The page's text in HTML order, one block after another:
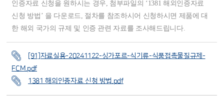
인증자료 신청을 원하시는 경우, 첨부파일의 ‘1381 해외인증자료
신청 방법’ 을 다운로드, 절차를 참조하시어 신청하시면 제품에 대
한 해외 국가의 규제 및 인증 관련 자료를 조사해드립니다.
[91]자료실용-20241122-싱가포르-식기류-식품접촉물질규제-
FCM.pdf
1381 해외인증자료 신청 방법.pdf